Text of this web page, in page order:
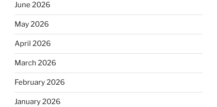
June 2026
May 2026
April 2026
March 2026
February 2026
January 2026